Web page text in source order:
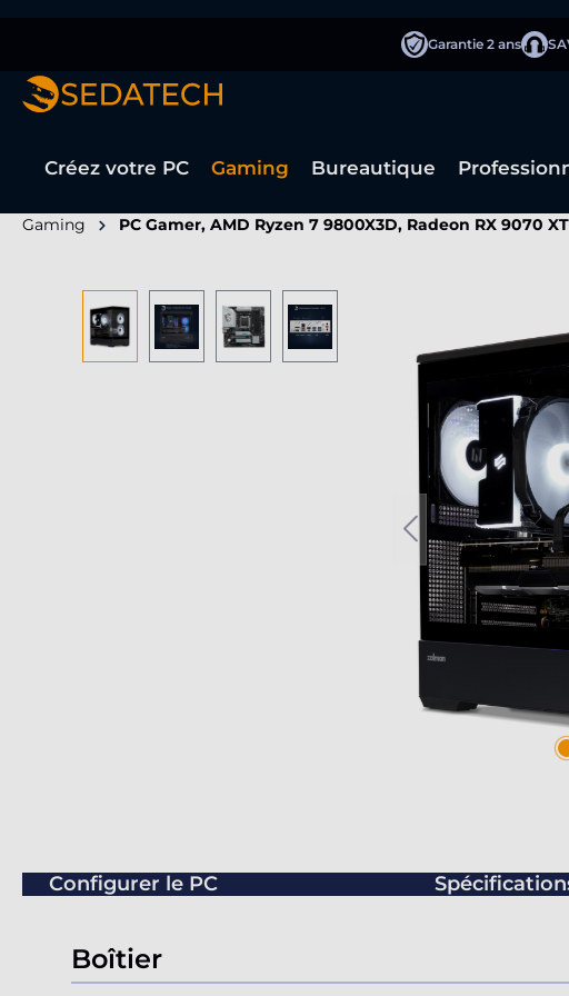
Garantie 2 ans
Créez votre PC Gaming Bureautique
Gaming PC Gamer, AMD Ryzen 7 9800X3D, Radeon RX 9070 XT
Configurer le PC
Boîtier